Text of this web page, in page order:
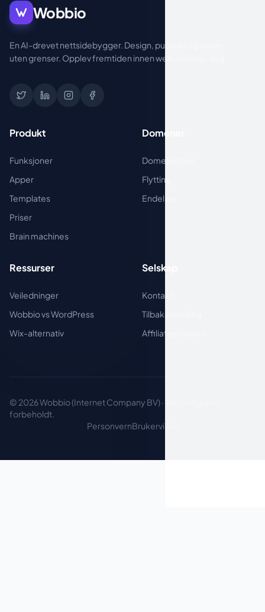
Wobbio
En AI-drevet nettsidebygger. Design, publiser og skaler
uten grenser. Opplev fremtiden innen webutvikling i dag.
Produkt
Funksjoner
Apper
Templates
Priser
Brain machines
Domener
Domenenavn
Flytting
Endelser
Ressurser
Veiledninger
Wobbio vs WordPress
Wix-alternativ
Selskap
Kontakt
Tilbakemelding
Affiliateprogram
© 2026 Wobbio (Internet Company BV) · Alle rettigheter
forbeholdt.
PersonvernBrukervilkår